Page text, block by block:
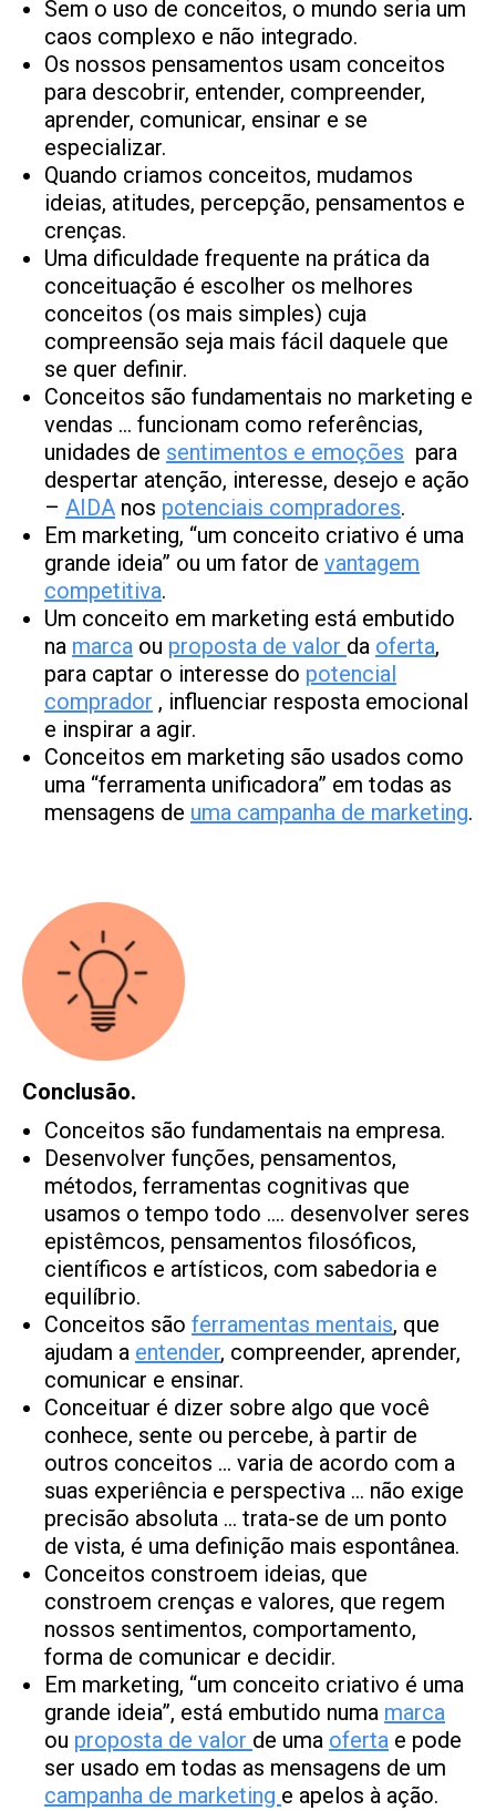
Sem o uso de conceitos, o mundo seria um
caos complexo e não integrado.
Os nossos pensamentos usam conceitos
para descobrir, entender, compreender,
aprender, comunicar, ensinar e se
especializar.
Quando criamos conceitos, mudamos
ideias, atitudes, percepção, pensamentos e
crenças.
Uma dificuldade frequente na prática da
conceituação é escolher os melhores
conceitos (os mais simples) cuja
compreensão seja mais fácil daquele que
se quer definir.
Conceitos são fundamentais no marketing e
vendas … funcionam como referências,
unidades de sentimentos e emoções para
despertar atenção, interesse, desejo e ação
– AIDA nos potenciais compradores.
Em marketing, “um conceito criativo é uma
grande ideia” ou um fator de vantagem
competitiva.
Um conceito em marketing está embutido
na marca ou proposta de valor da oferta,
para captar o interesse do potencial
comprador , influenciar resposta emocional
e inspirar a agir.
Conceitos em marketing são usados como
uma “ferramenta unificadora” em todas as
mensagens de uma campanha de marketing.
Conclusão.
Conceitos são fundamentais na empresa.
Desenvolver funções, pensamentos,
métodos, ferramentas cognitivas que
usamos o tempo todo …. desenvolver seres
epistêmcos, pensamentos filosóficos,
científicos e artísticos, com sabedoria e
equilíbrio.
Conceitos são ferramentas mentais, que
ajudam a entender, compreender, aprender,
comunicar e ensinar.
Conceituar é dizer sobre algo que você
conhece, sente ou percebe, à partir de
outros conceitos … varia de acordo com a
suas experiência e perspectiva … não exige
precisão absoluta … trata-se de um ponto
de vista, é uma definição mais espontânea.
Conceitos constroem ideias, que
constroem crenças e valores, que regem
nossos sentimentos, comportamento,
forma de comunicar e decidir.
Em marketing, “um conceito criativo é uma
grande ideia”, está embutido numa marca
ou proposta de valor de uma oferta e pode
ser usado em todas as mensagens de um
campanha de marketing e apelos à ação.